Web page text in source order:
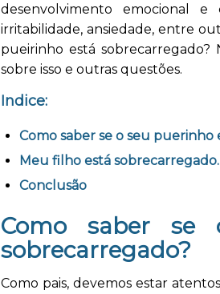
desenvolvimento emocional e
irritabilidade, ansiedade, entre
pueirinho está
sobre isso e outras questões.
Indice:
Como saber se o seu puerinho
Meu filho está
Conclusão
Como saber se
sobrecarregado?
Como pais, devemos estar